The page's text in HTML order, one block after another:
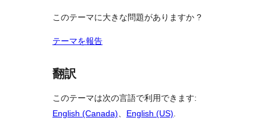
このテーマに大きな問題がありますか ?
テーマを報告
翻訳
このテーマは次の言語で利用できます:
English (Canada)、 English (US).